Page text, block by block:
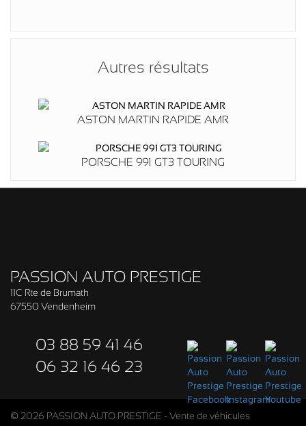
Autres résultats
ASTON MARTIN RAPIDE AMR
PORSCHE 991 GT3 TOURING
PASSION AUTO PRESTIGE
11C Rte de Brumath
67550 Vendenheim
03 88 59 41 46
06 32 16 46 23
© 2026 PASSION AUTO PRESTIGE - Vente de véhicules